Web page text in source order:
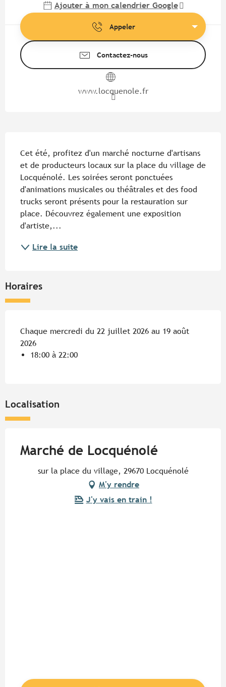
Ajouter à mon calendrier Google
Appeler
Contactez-nous
www.locquenole.fr
Cet été, profitez d'un marché nocturne d'artisans
et de producteurs locaux sur la place du village de
Locquénolé. Les soirées seront ponctuées
d'animations musicales ou théâtrales et des food
trucks seront présents pour la restauration sur
place. Découvrez également une exposition
d'artiste,...
Lire la suite
Horaires
Chaque mercredi du 22 juillet 2026 au 19 août
2026
18:00 à 22:00
Localisation
Marché de Locquénolé
sur la place du village, 29670 Locquénolé
M'y rendre
J'y vais en train !